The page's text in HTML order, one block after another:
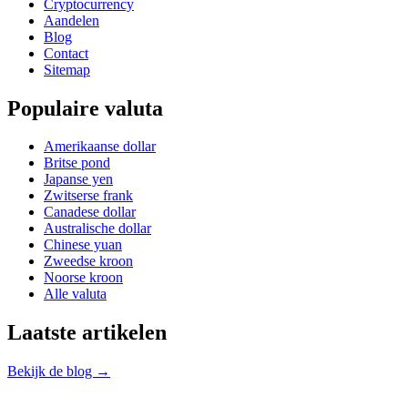
Cryptocurrency
Aandelen
Blog
Contact
Sitemap
Populaire valuta
Amerikaanse dollar
Britse pond
Japanse yen
Zwitserse frank
Canadese dollar
Australische dollar
Chinese yuan
Zweedse kroon
Noorse kroon
Alle valuta
Laatste artikelen
Bekijk de blog →